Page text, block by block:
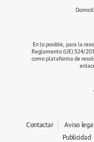
En lo posible, para la
Reglamento (UE) 524/
como plataforma de
Contactar Aviso
Publicidad